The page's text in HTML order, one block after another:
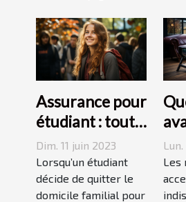
Assurance pour
étudiant : tout
ce qu’il faut
savoir avant de
choisir
Dim. 11 juin 2023
Lorsqu’un étudiant
décide de quitter le
domicile familial pour
Les